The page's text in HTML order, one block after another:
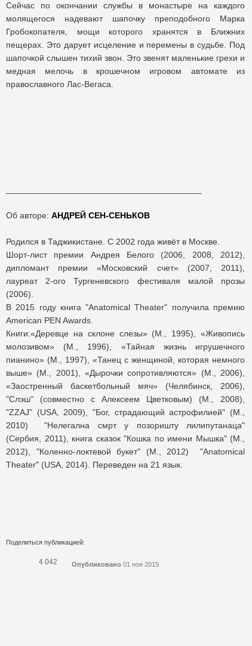
Сейчас по окончании службы в монастыре на каждого
молящегося надевают шапочку преподобного Марка
Гробокопателя, мощи которого хранятся в Ближних
пещерах. Это дарует исцеление и перемены в судьбе. Под
шапочкой слышен тихий звон. Это звенят маленькие грехи и
медная мелочь в крошечном игровом автомате из
православного Лас-Вегаса.
Об авторе: АНДРЕЙ СЕН-СЕНЬКОВ
Родился в Таджикистане. С 2002 года живёт в Москве.
Шорт-лист премии Андрея Белого (2006, 2008, 2012),
дипломант премии «Московский счет» (2007, 2011),
лауреат 2-ого Тургеневского фестиваля малой прозы
(2006).
В 2015 году книга "Anatomical Theater" получила премию
American PEN Awards.
Книги:«Деревце на склоне слезы» (М., 1995), «Живопись
молозивом» (М., 1996), «Тайная жизнь игрушечного
пианино» (М., 1997), «Танец с женщиной, которая немного
выше» (М., 2001), «Дырочки сопротивляются» (М., 2006),
«Заостренный баскетбольный мяч» (Челябинск, 2006),
"Слэш" (совместно с Алексеем Цветковым) (М., 2008),
"ZZAJ" (USA, 2009), "Бог, страдающий астрофилией" (М.,
2010) "Нелегална смрт у позоришту лилипутанаца"
(Сербия, 2011), книга сказок "Кошка по имени Мышка" (М.,
2012), "Коленно-локтевой букет" (М., 2012) "Anatomical
Theater" (USA, 2014). Переведен на 21 язык.
Поделиться публикацией:
4 042 Опубликовано 01 ноя 2015